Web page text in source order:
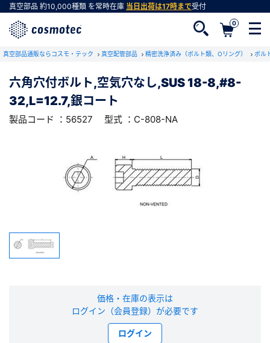
真空部品 約10,000種類 を常時在庫 当日出荷は17時まで受付
0
真空部品通販ならコスモ・テック 真空配管部品 精密洗浄済み（ボルト類、Oリング） ボル
六角穴付ボルト,空気穴なし,SUS 18-8,#8-
32,L=12.7,銀コート
製品コード ：56527 型式 ：C-808-NA
価格・在庫の表示は
ログイン（会員登録）が必要です
ログイン
RoHS2適合報告書のダウンロード
下記製品のRoHS2適合報告書のダウンロードをします。
六角穴付ボルト,空気穴なし,SUS 18-8,#8-
32,L=12.7,銀コート
型式 ：C-808-NA 製品コード ：56527
会社・学校・研究機関名 必須
会員登録がお済みでない方
会員登録をすれば、便利な機能がご利用いただけ
新規会員登録（無料）
があります。また当社の判断によりお断りする場合があります。